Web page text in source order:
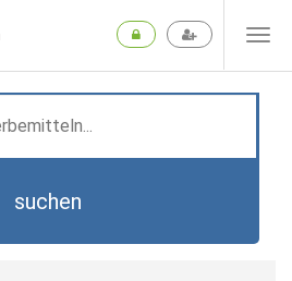
suchen